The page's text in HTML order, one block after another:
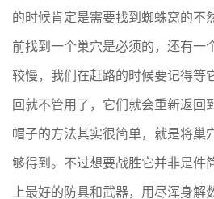
的时候肯定是需要找到蜘蛛窝的不
前找到一个巢穴是必须的，还有一
较慢，我们在赶路的时候要记得等
回就不管用了，它们就会重新返回
帽子的方法其实很简单，就是将巢
够得到。不过想要战胜它并非是件
上最好的防具和武器，用尽浑身解